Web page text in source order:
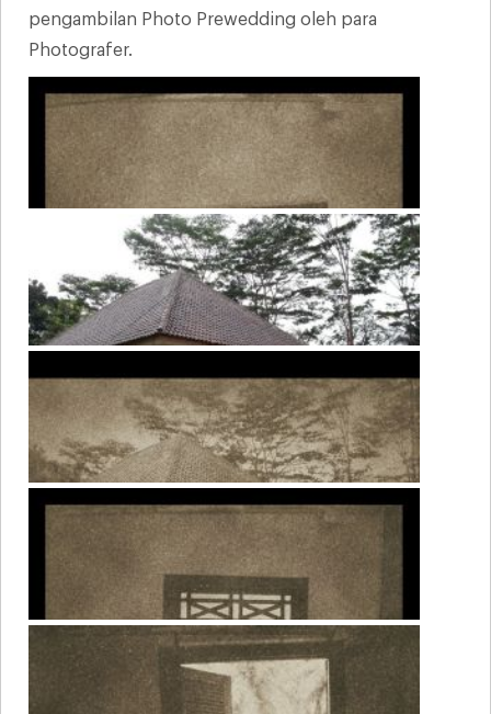
pengambilan Photo Prewedding oleh para
Photografer.